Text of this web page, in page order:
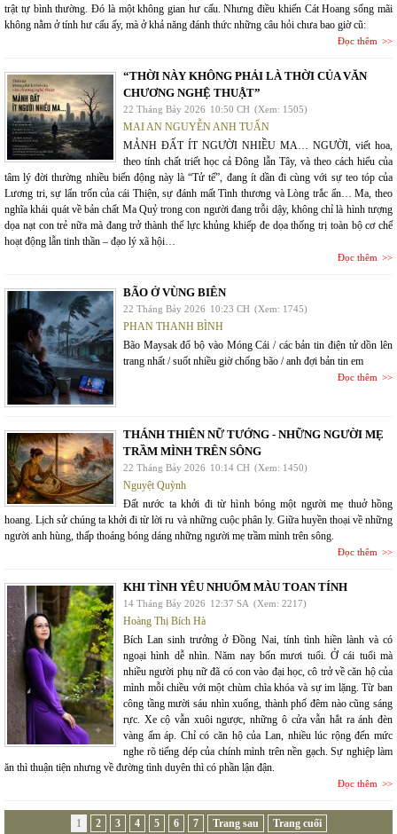
trật tự bình thường. Đó là một không gian hư cấu. Nhưng điều khiến Cát Hoang sống mãi
không nằm ở tính hư cấu ấy, mà ở khả năng đánh thức những câu hỏi chưa bao giờ cũ:
Đọc thêm
“THỜI NÀY KHÔNG PHẢI LÀ THỜI CỦA VĂN
CHƯƠNG NGHỆ THUẬT”
22 Tháng Bảy 2026 10:50 CH (Xem: 1505)
MAI AN NGUYỄN ANH TUẤN
MẢNH ĐẤT ÍT NGƯỜI NHIỀU MA… NGƯỜI, viết hoa,
theo tính chất triết học cả Đông lẫn Tây, và theo cách hiểu của
tâm lý đời thường nhiều biến động này là “Tử tế”, đang ít dần đi cùng với sự teo tóp của
Lương tri, sự lẩn trốn của cái Thiện, sự đánh mất Tình thương và Lòng trắc ẩn… Ma, theo
nghĩa khái quát về bản chất Ma Quỷ trong con người đang trỗi dậy, không chỉ là hình tượng
dọa nạt con trẻ nữa mà đang trở thành thế lực khủng khiếp đe dọa thống trị toàn bộ cơ chế
hoạt động lẫn tinh thần – đạo lý xã hội…
Đọc thêm
BÃO Ở VÙNG BIÊN
22 Tháng Bảy 2026 10:23 CH (Xem: 1745)
PHAN THANH BÌNH
Bão Maysak đổ bộ vào Móng Cái / các bản tin điện tử dồn lên
trang nhất / suốt nhiều giờ chống bão / anh đợi bản tin em
Đọc thêm
THÁNH THIÊN NỮ TƯỚNG - NHỮNG NGƯỜI MẸ
TRẦM MÌNH TRÊN SÔNG
22 Tháng Bảy 2026 10:14 CH (Xem: 1450)
Nguyệt Quỳnh
Đất nước ta khởi đi từ hình bóng một người mẹ thuở hồng
hoang. Lịch sử chúng ta khởi đi từ lời ru và những cuộc phân ly. Giữa huyền thoại về những
người anh hùng, thấp thoáng bóng dáng những người mẹ trầm mình trên sông.
Đọc thêm
KHI TÌNH YÊU NHUỐM MÀU TOAN TÍNH
14 Tháng Bảy 2026 12:37 SA (Xem: 2217)
Hoàng Thị Bích Hà
Bích Lan sinh trưởng ở Đồng Nai, tính tình hiền lành và có
ngoại hình dễ nhìn. Năm nay bốn mươi tuổi. Ở cái tuổi mà
nhiều người phụ nữ đã có con vào đại học, cô trở về căn hộ của
mình mỗi chiều với một chùm chìa khóa và sự im lặng. Từ ban
công tầng mười sáu nhìn xuống, thành phố đêm nào cũng sáng
rực. Xe cộ vẫn xuôi ngược, những ô cửa vẫn hắt ra ánh đèn
vàng ấm áp. Chỉ có căn hộ của Lan, nhiều lúc rộng đến mức
nghe rõ tiếng dép của chính mình trên nền gạch. Sự nghiệp làm
ăn thì thuận tiện nhưng về đường tình duyên thì có phần lận đận.
Đọc thêm
1 2 3 4 5 6 7 Trang sau Trang cuối